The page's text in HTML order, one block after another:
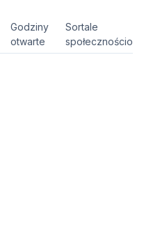
Godziny
otwarte
Sortale